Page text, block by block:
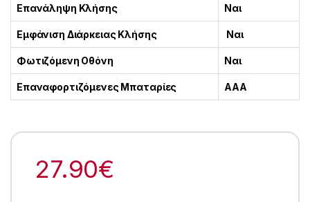
Επανάληψη Κλήσης Ναι
Εμφάνιση Διάρκειας Κλήσης Ναι
Φωτιζόμενη Οθόνη Ναι
Επαναφορτιζόμενες Μπαταρίες ΑΑΑ
27.90€